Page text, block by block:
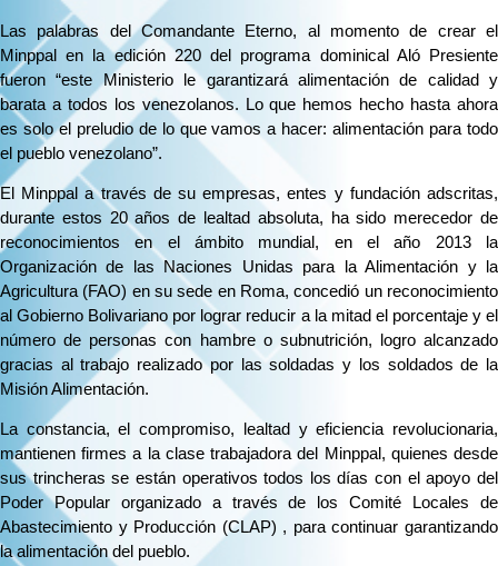
Las palabras del Comandante Eterno, al momento de crear el
Minppal en la edición 220 del programa dominical Aló Presiente
fueron “este Ministerio le garantizará alimentación de calidad y
barata a todos los venezolanos. Lo que hemos hecho hasta ahora
es solo el preludio de lo que vamos a hacer: alimentación para todo
el pueblo venezolano”.
El Minppal a través de su empresas, entes y fundación adscritas,
durante estos 20 años de lealtad absoluta, ha sido merecedor de
reconocimientos en el ámbito mundial, en el año 2013 la
Organización de las Naciones Unidas para la Alimentación y la
Agricultura (FAO) en su sede en Roma, concedió un reconocimiento
al Gobierno Bolivariano por lograr reducir a la mitad el porcentaje y el
número de personas con hambre o subnutrición, logro alcanzado
gracias al trabajo realizado por las soldadas y los soldados de la
Misión Alimentación.
La constancia, el compromiso, lealtad y eficiencia revolucionaria,
mantienen firmes a la clase trabajadora del Minppal, quienes desde
sus trincheras se están operativos todos los días con el apoyo del
Poder Popular organizado a través de los Comité Locales de
Abastecimiento y Producción (CLAP) , para continuar garantizando
la alimentación del pueblo.